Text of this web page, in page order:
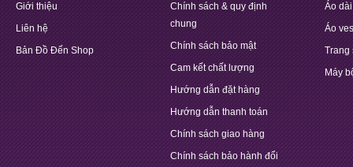
Giới thiệu
Liên hệ
Bản Đồ Đến Shop
Chính sách & quy định
chung
Chính sách bảo mật
Cam kết chất lượng
Hướng dẫn đặt hàng
Hướng dẫn thanh toán
Chính sách giao hàng
Chính sách bảo hành đổi
Áo
Áo
Trang
Máy